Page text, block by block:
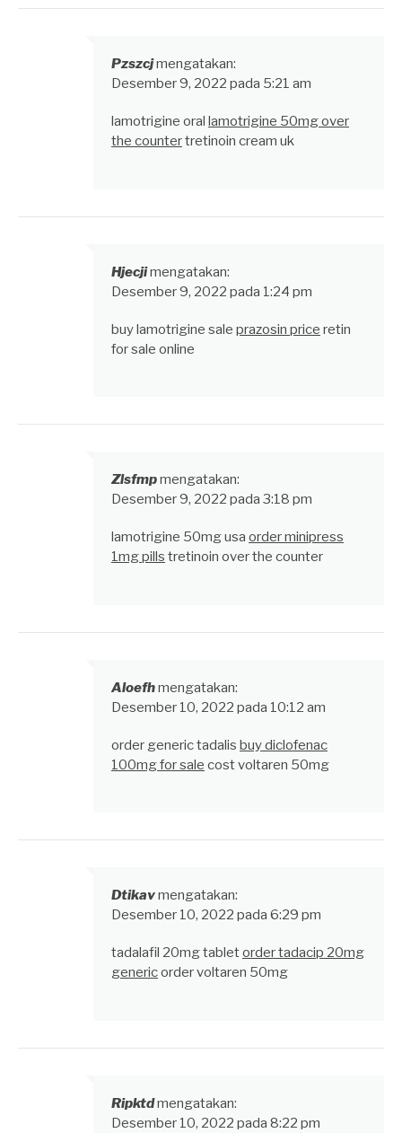
Pzszcjmengatakan:
Desember 9, 2022 pada 5:21 am
lamotrigine oral lamotrigine 50mg over
the countertretinoin cream uk
Hjecjimengatakan:
Desember 9, 2022 pada 1:24 pm
buy lamotrigine sale prazosin price retin
for sale online
Zlsfmpmengatakan:
Desember 9, 2022 pada 3:18 pm
lamotrigine 50mg usa order minipress
1mg pills tretinoin over the counter
Aloefhmengatakan:
Desember 10, 2022 pada 10:12 am
order generic tadalis buy diclofenac
100mg for sale cost voltaren 50mg
Dtikavmengatakan:
Desember 10, 2022 pada 6:29 pm
tadalafil 20mg tabletorder tadacip 20mg
genericorder voltaren 50mg
Ripktdmengatakan:
Desember 10, 2022 pada 8:22 pm